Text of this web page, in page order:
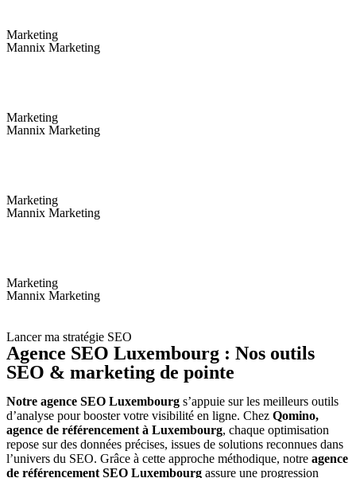
Marketing
Mannix Marketing
Marketing
Mannix Marketing
Marketing
Mannix Marketing
Marketing
Mannix Marketing
Lancer ma stratégie SEO
Agence SEO Luxembourg : Nos outils
SEO & marketing de pointe
Notre agence SEO Luxembourg s’appuie sur les meilleurs outils
d’analyse pour booster votre visibilité en ligne. Chez Qomino,
agence de référencement à Luxembourg, chaque optimisation
repose sur des données précises, issues de solutions reconnues dans
l’univers du SEO. Grâce à cette approche méthodique, notre agence
de référencement SEO Luxembourg assure une progression